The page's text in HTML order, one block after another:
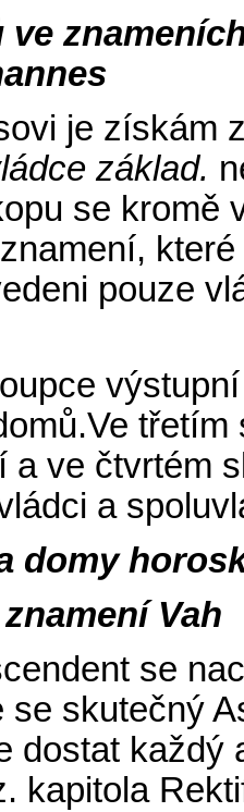
ve
je získám
základ.
se kromě
pouze
a ve čtvrtém
a
domy
Vah
se
se skutečný
dostat každý
kapitola